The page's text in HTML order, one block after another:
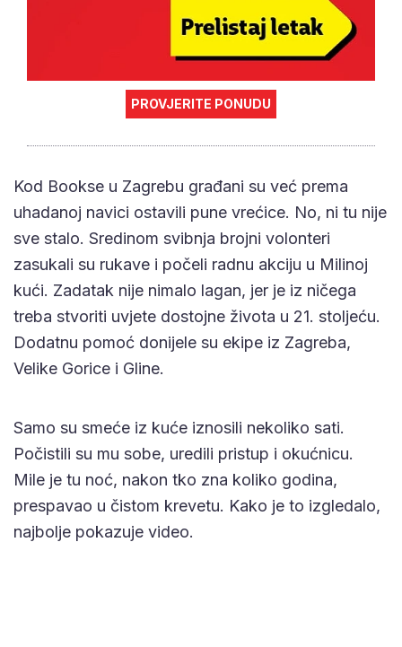
PROVJERITE PONUDU
Kod Bookse u Zagrebu građani su već prema
uhadanoj navici ostavili pune vrećice. No, ni tu nije
sve stalo. Sredinom svibnja brojni volonteri
zasukali su rukave i počeli radnu akciju u Milinoj
kući. Zadatak nije nimalo lagan, jer je iz ničega
treba stvoriti uvjete dostojne života u 21. stoljeću.
Dodatnu pomoć donijele su ekipe iz Zagreba,
Velike Gorice i Gline.
Samo su smeće iz kuće iznosili nekoliko sati.
Počistili su mu sobe, uredili pristup i okućnicu.
Mile je tu noć, nakon tko zna koliko godina,
prespavao u čistom krevetu. Kako je to izgledalo,
najbolje pokazuje video.